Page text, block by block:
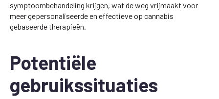
symptoombehandeling krijgen, wat de weg vrijmaakt voor
meer gepersonaliseerde en effectieve op cannabis
gebaseerde therapieën.
Potentiële
gebruikssituaties